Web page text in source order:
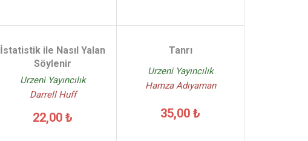
İstatistik ile Nasıl Yalan
Söylenir
Urzeni Yayıncılık
Darrell Huff
22,00 ₺
Tanrı
Urzeni Yayıncılık
Hamza Adıyaman
35,00 ₺